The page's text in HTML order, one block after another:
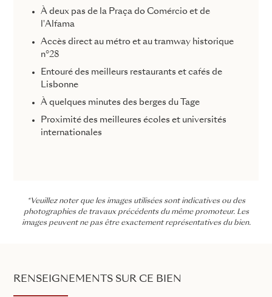
À deux pas de la Praça do Comércio et de
l'Alfama
Accès direct au métro et au tramway historique
n°28
Entouré des meilleurs restaurants et cafés de
Lisbonne
À quelques minutes des berges du Tage
Proximité des meilleures écoles et universités
internationales
*Veuillez noter que les images utilisées sont indicatives ou des
photographies de travaux précédents du même promoteur. Les
images peuvent ne pas être exactement représentatives du bien.
RENSEIGNEMENTS SUR CE BIEN